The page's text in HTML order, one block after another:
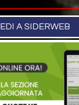
A SIDERWEB